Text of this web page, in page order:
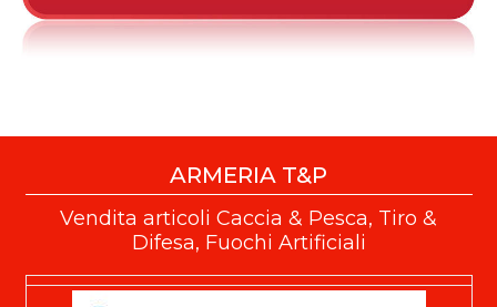
ARMERIA T&P
Vendita articoli Caccia & Pesca, Tiro &
Difesa, Fuochi Artificiali